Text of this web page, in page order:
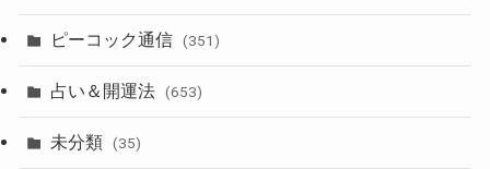
ピーコック通信 (351)
占い＆開運法 (653)
未分類 (35)